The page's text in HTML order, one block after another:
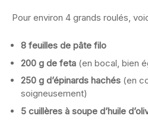
Pour environ 4 grands roulés,
8 feuilles de pâte filo
200 g de feta (en bocal, bien
250 g d’épinards hachés (en
soigneusement)
5 cuillères à soupe d’huile